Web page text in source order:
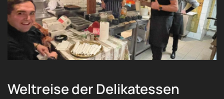
Weltreise der Delikatessen